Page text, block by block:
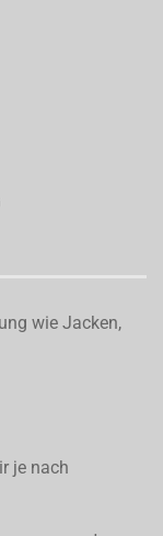
wie Jacken,
je nach